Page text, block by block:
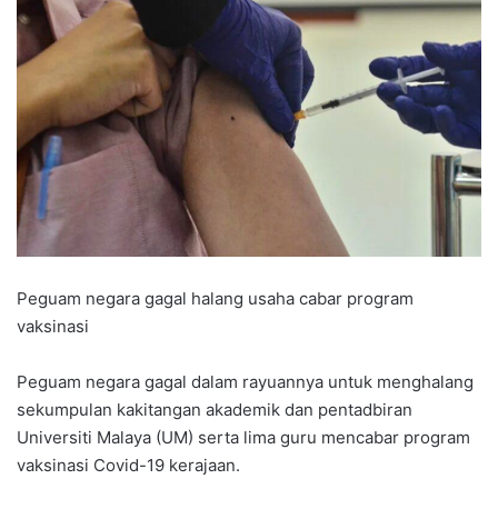
Peguam negara gagal halang usaha cabar program
vaksinasi
Peguam negara gagal dalam rayuannya untuk menghalang
sekumpulan kakitangan akademik dan pentadbiran
Universiti Malaya (UM) serta lima guru mencabar program
vaksinasi Covid-19 kerajaan.